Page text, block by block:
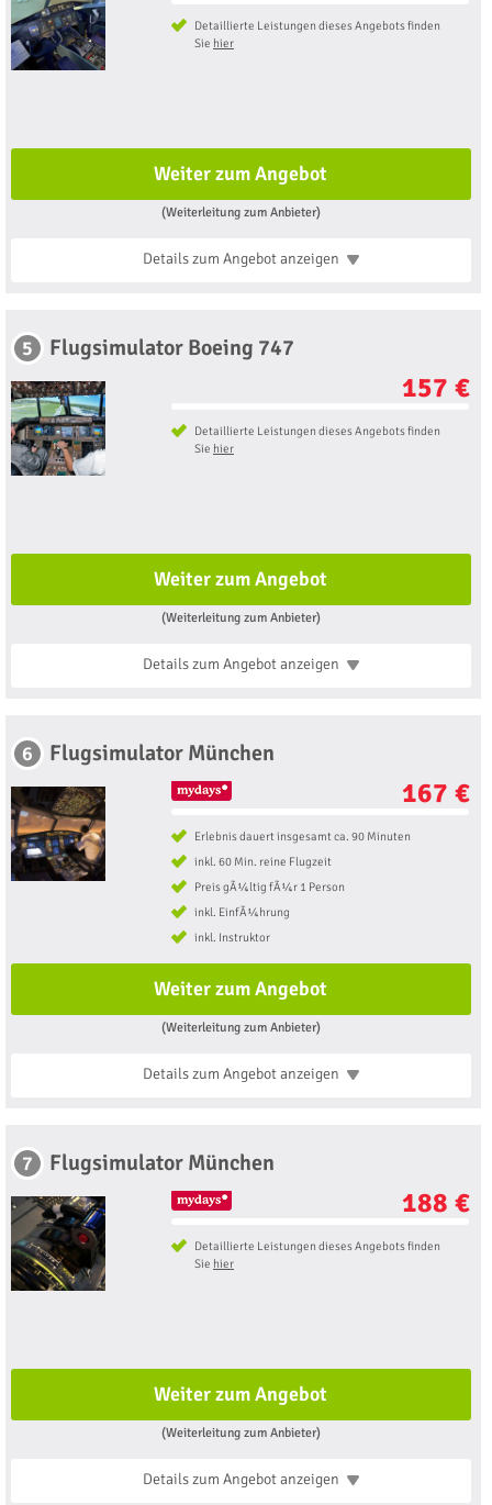
Detaillierte Leistungen dieses Angebots finden
Sie hier
Weiter zum Angebot
(Weiterleitung zum Anbieter)
Details zum Angebotanzeigen
5 Flugsimulator Boeing 747
157 €
Detaillierte Leistungen dieses Angebots finden
Sie hier
Weiter zum Angebot
(Weiterleitung zum Anbieter)
Details zum Angebotanzeigen
6 Flugsimulator München
167 €
Erlebnis dauert insgesamt ca. 90 Minuten
inkl. 60 Min. reine Flugzeit
Preis gÃ¼ltig fÃ¼r 1 Person
inkl. EinfÃ¼hrung
inkl. Instruktor
Weiter zum Angebot
(Weiterleitung zum Anbieter)
Details zum Angebotanzeigen
7 Flugsimulator München
188 €
Detaillierte Leistungen dieses Angebots finden
Sie hier
Weiter zum Angebot
(Weiterleitung zum Anbieter)
Details zum Angebotanzeigen